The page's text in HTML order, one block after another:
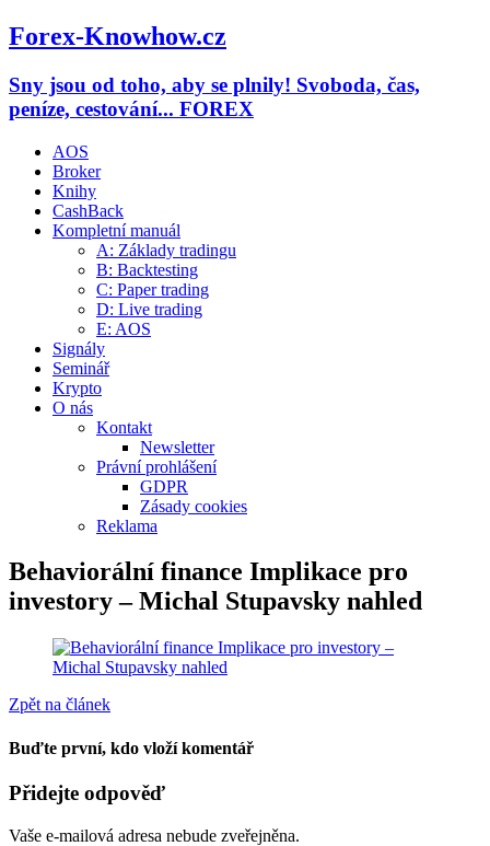
Forex-Knowhow.cz
Sny jsou od toho, aby se plnily! Svoboda, čas,
peníze, cestování... FOREX
AOS
Broker
Knihy
CashBack
Kompletní manuál
A: Základy tradingu
B: Backtesting
C: Paper trading
D: Live trading
E: AOS
Signály
Seminář
Krypto
O nás
Kontakt
Newsletter
Právní prohlášení
GDPR
Zásady cookies
Reklama
Behaviorální finance Implikace pro
investory – Michal Stupavsky nahled
Zpět na článek
Buďte první, kdo vloží komentář
Přidejte odpověď
Vaše e-mailová adresa nebude zveřejněna.